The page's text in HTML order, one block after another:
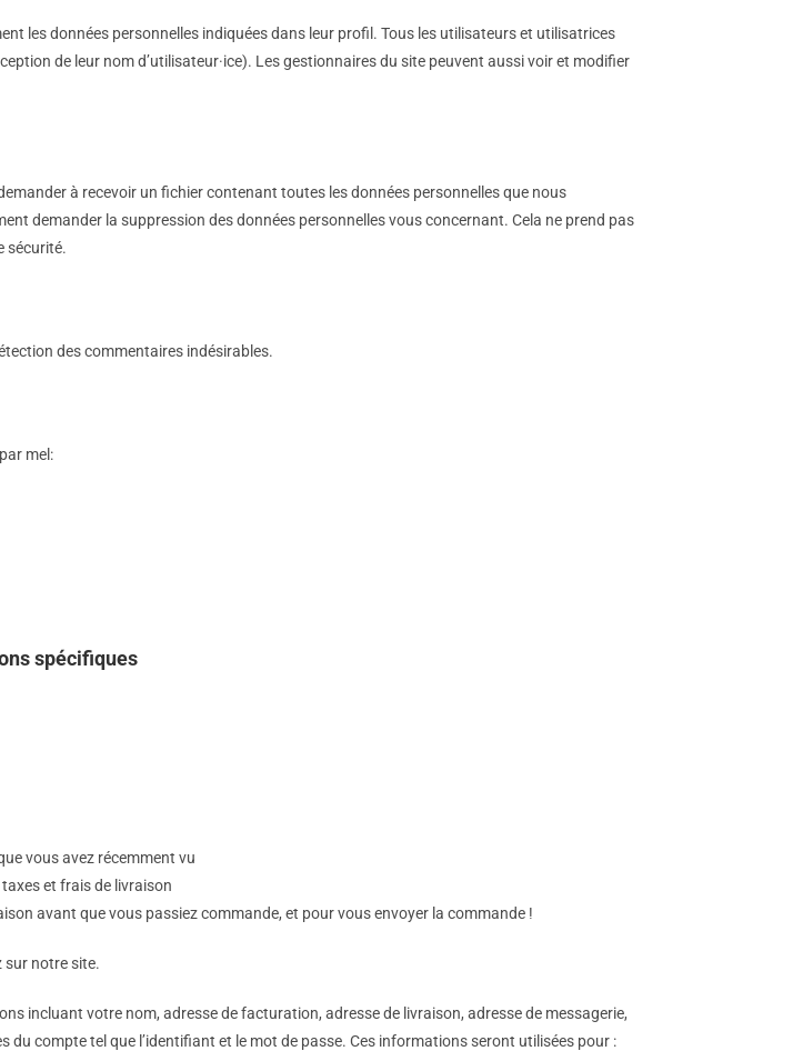
les données personnelles indiquées dans leur profil. Tous les utilisateurs et utilisatrices
de leur nom d’utilisateur·ice). Les gestionnaires du site peuvent aussi voir et modifier
à recevoir un fichier contenant toutes les données personnelles que nous
demander la suppression des données personnelles vous concernant. Cela ne prend pas
sécurité.
des commentaires indésirables.
mel:
spécifiques
vous avez récemment vu
et frais de livraison
avant que vous passiez commande, et pour vous envoyer la commande !
sur notre site.
incluant votre nom, adresse de facturation, adresse de livraison, adresse de messagerie,
compte tel que l’identifiant et le mot de passe. Ces informations seront utilisées pour :